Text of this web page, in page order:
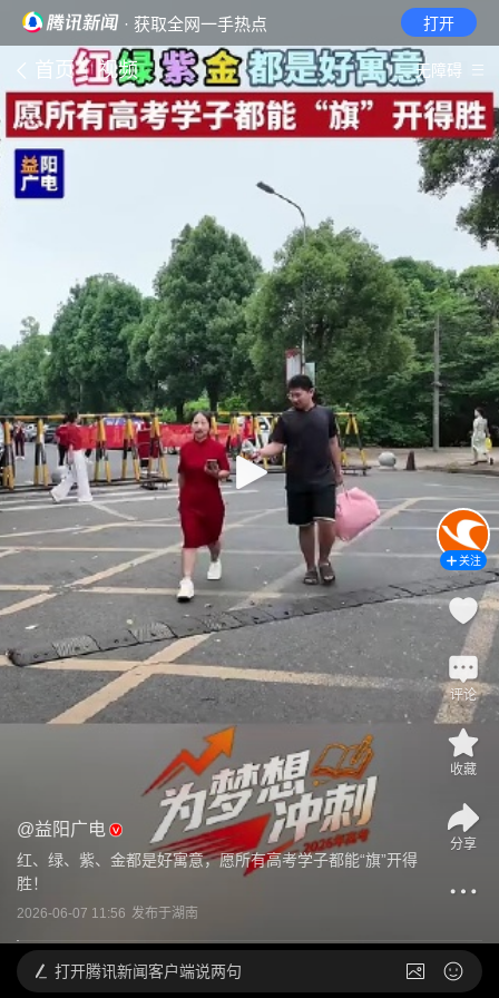
· 获取全网一手热点 打开
首页 视频 无障碍
@益阳广电
红、绿、紫、金都是好寓意，愿所有高考学子都能“旗”开得
胜！
2026-06-07 11:56 发布于湖南
关注
评论
收藏
分享
打开腾讯新闻客户端说两句